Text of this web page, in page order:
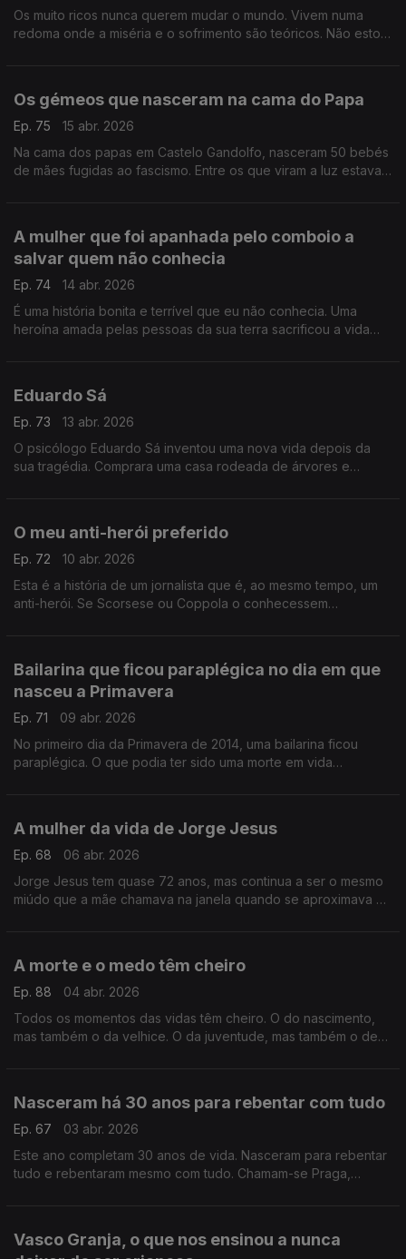
Os muito ricos nunca querem mudar o mundo. Vivem numa
redoma onde a miséria e o sofrimento são teóricos. Não estou
Os gémeos que nasceram na cama do Papa
Ep. 75
15 abr. 2026
Na cama dos papas em Castelo Gandolfo, nasceram 50 bebés
de mães fugidas ao fascismo. Entre os que viram a luz estavam
A mulher que foi apanhada pelo comboio a
salvar quem não conhecia
Ep. 74
14 abr. 2026
É uma história bonita e terrível que eu não conhecia. Uma
heroína amada pelas pessoas da sua terra sacrificou a vida
Eduardo Sá
Ep. 73
13 abr. 2026
O psicólogo Eduardo Sá inventou uma nova vida depois da
sua tragédia. Comprara uma casa rodeada de árvores e
O meu anti-herói preferido
Ep. 72
10 abr. 2026
Esta é a história de um jornalista que é, ao mesmo tempo, um
anti-herói. Se Scorsese ou Coppola o conhecessem
Bailarina que ficou paraplégica no dia em que
nasceu a Primavera
Ep. 71
09 abr. 2026
No primeiro dia da Primavera de 2014, uma bailarina ficou
paraplégica. O que podia ter sido uma morte em vida
A mulher da vida de Jorge Jesus
Ep. 68
06 abr. 2026
Jorge Jesus tem quase 72 anos, mas continua a ser o mesmo
miúdo que a mãe chamava na janela quando se aproximava a
A morte e o medo têm cheiro
Ep. 88
04 abr. 2026
Todos os momentos das vidas têm cheiro. O do nascimento,
mas também o da velhice. O da juventude, mas também o de
Nasceram há 30 anos para rebentar com tudo
Ep. 67
03 abr. 2026
Este ano completam 30 anos de vida. Nasceram para rebentar
tudo e rebentaram mesmo com tudo. Chamam-se Praga,
Vasco Granja, o que nos ensinou a nunca